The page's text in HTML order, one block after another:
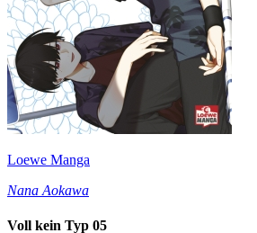
Loewe Manga
Nana Aokawa
Voll kein Typ 05